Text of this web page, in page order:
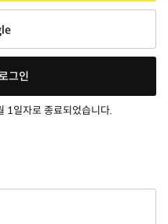
그인
1일자로 종료되었습니다.